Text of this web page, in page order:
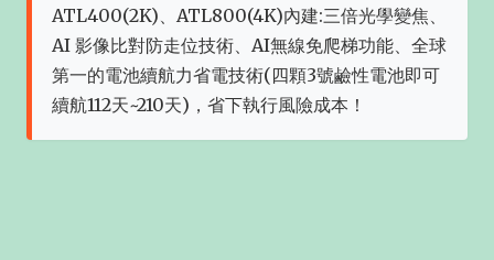
ATL400(2K)、ATL800(4K)內建:三倍光學變焦、
AI 影像比對防走位技術、AI無線免爬梯功能、全球
第一的電池續航力省電技術(四顆3號鹼性電池即可
續航112天~210天)，省下執行風險成本！